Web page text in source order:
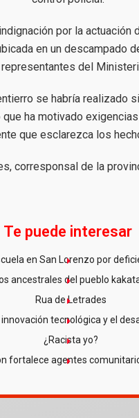
por la actuación
en un descampado
representantes del
se habría realizado
ha motivado
que esclarezca los
corresponsal de la
Te puede interesar
en San Lorenzo por
ancestrales del pueblo
Rua de Letrades
tecnológica y el
¿Racista yo?
fortalece agentes